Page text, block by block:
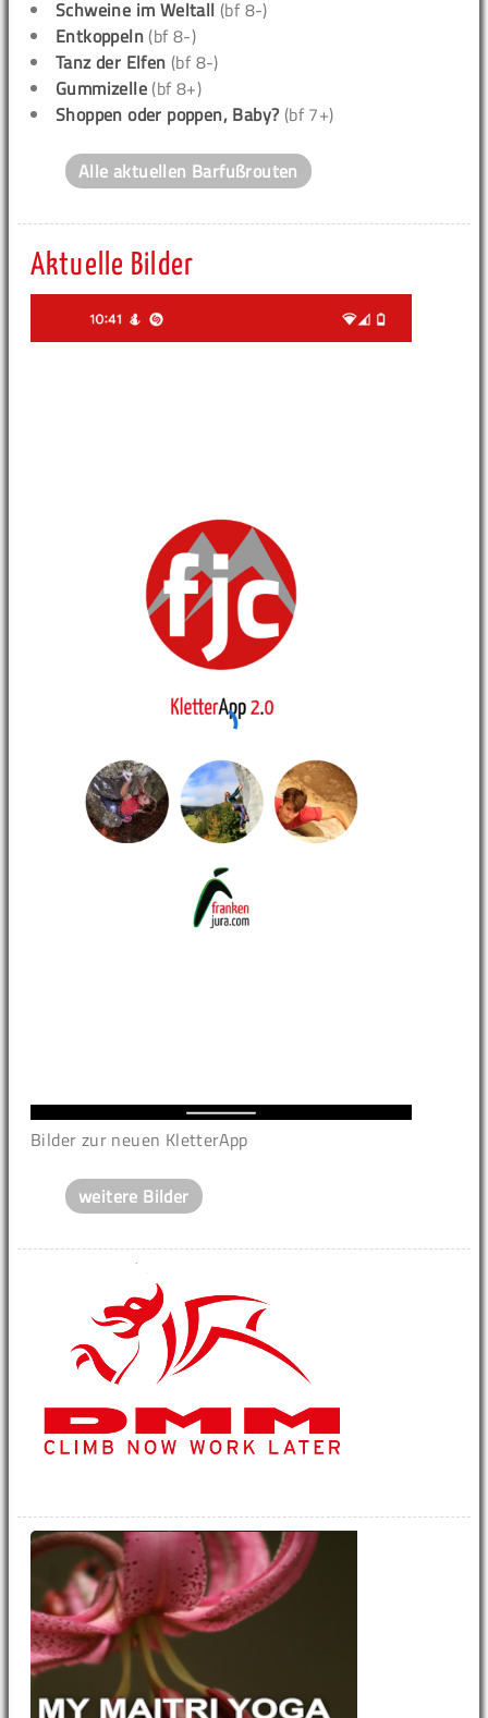
Schweine im Weltall (bf 8-)
Entkoppeln (bf 8-)
Tanz der Elfen (bf 8-)
Gummizelle (bf 8+)
Shoppen oder poppen, Baby? (bf 7+)
Alle aktuellen Barfußrouten
Aktuelle Bilder
Bilder zur neuen KletterApp
weitere Bilder